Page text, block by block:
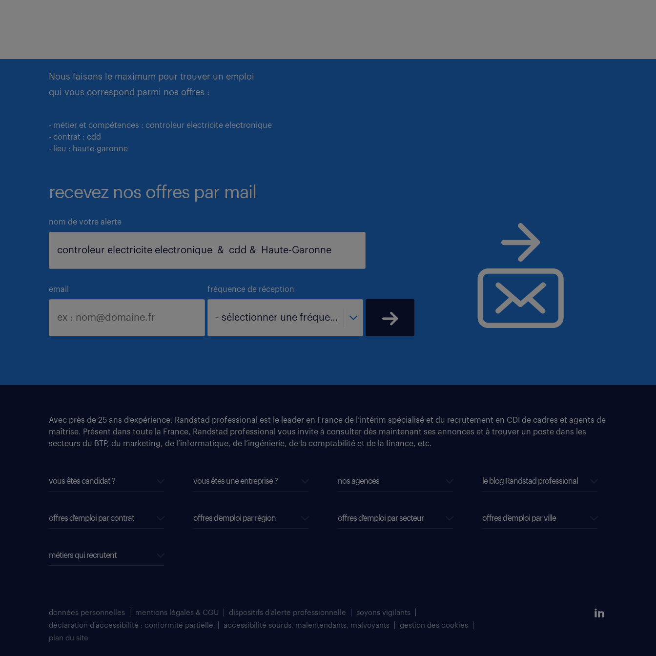
Nous faisons le maximum pour trouver un emploi
qui vous correspond parmi nos offres :
- métier et compétences : controleur electricite electronique
- contrat : cdd
- lieu : haute-garonne
recevez nos offres par mail
nom de votre alerte
email fréquence de réception
- sélectionner une fréquence -
Avec près de 25 ans d’expérience, Randstad professional est le leader en France de l’intérim spécialisé et du recrutement en CDI de cadres et agents de
maîtrise. Présent dans toute la France, Randstad professional vous invite à consulter dès maintenant ses annonces et à trouver un poste dans les
secteurs du BTP, du marketing, de l’informatique, de l’ingénierie, de la comptabilité et de la finance, etc.
vous êtes candidat ? vous êtes une entreprise ? nos agences le blog Randstad professional
offres d'emploi par contrat offres d'emploi par région offres d'emploi par secteur offres d’emploi par ville
métiers qui recrutent
données personnelles mentions légales & CGU dispositifs d'alerte professionnelle
soyons vigilants
déclaration d'accessibilité : conformité partielle
accessibilité sourds, malentendants, malvoyants
gestion des cookies
plan du site